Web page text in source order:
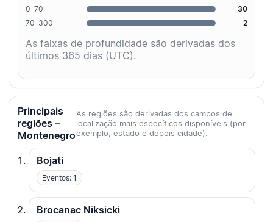
0-70
30
70-300
2
As faixas de profundidade são derivadas dos
últimos 365 dias (UTC).
Principais
regiões –
Montenegro
As regiões são derivadas dos campos de
localização mais específicos disponíveis (por
exemplo, estado e depois cidade).
Bojati
Eventos: 1
Brocanac Niksicki